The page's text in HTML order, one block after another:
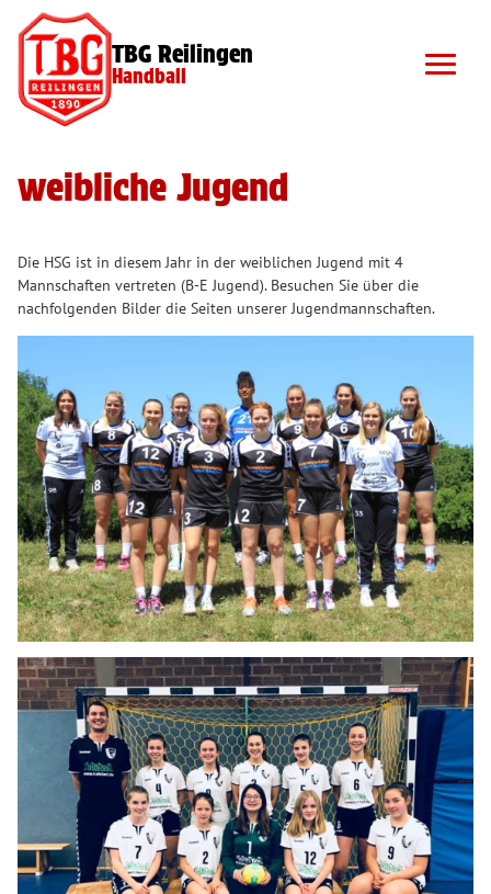
TBG Reilingen
Handball
weibliche Jugend
Die HSG ist in diesem Jahr in der weiblichen Jugend mit 4
Mannschaften vertreten (B-E Jugend). Besuchen Sie über die
nachfolgenden Bilder die Seiten unserer Jugendmannschaften.